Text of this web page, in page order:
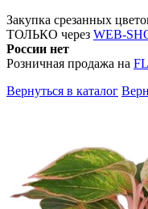
Закупка срезанных
ТОЛЬКО через WEB-
России нет
Розничная продажа на
Вернуться в каталог